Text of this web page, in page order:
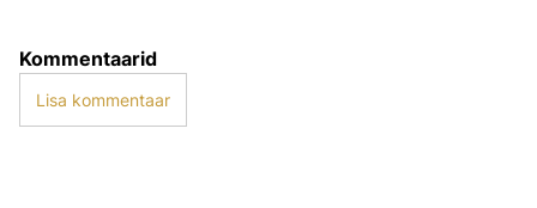
Kommentaarid
Lisa kommentaar